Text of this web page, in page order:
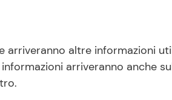
arriveranno altre informazioni
arriveranno anche